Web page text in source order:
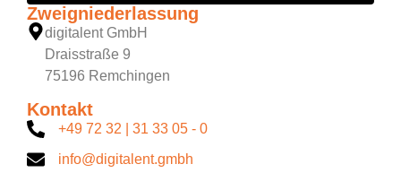
Zweigniederlassung
digitalent GmbH
Draisstraße 9
75196 Remchingen
Kontakt
+49 72 32 | 31 33 05 - 0
info@digitalent.gmbh